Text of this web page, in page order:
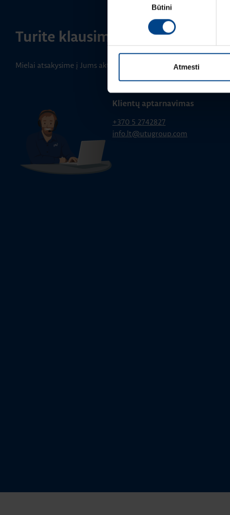
Būtini
Atmesti
Turite klausimų? Susisiekite
Mielai atsakysime į Jums aktualius klausimus.
Klientų aptarnavimas
+370 5 2742827
info.lt@utugroup.com